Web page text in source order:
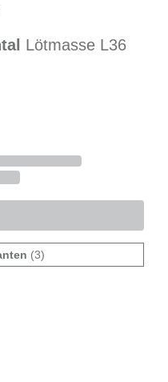
Lötmasse L36
(3)